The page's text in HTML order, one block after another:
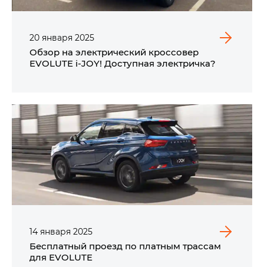
20 января 2025
Обзор на электрический кроссовер
EVOLUTE i‑JOY! Доступная электричка?
14 января 2025
Бесплатный проезд по платным трассам
для EVOLUTE